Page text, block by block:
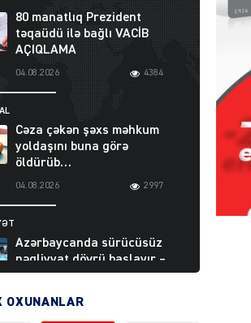
80 manatlıq Prezident
təqaüdü ilə bağlı VACİB
AÇIQLAMA
04.08.2026 4384
Cəza çəkən şəxs məhkum
yoldaşını buna görə
öldürüb…
04.08.2026 2997
Azərbaycanda sürücüsüz
nəqliyyat dövrü başlayır –
BELƏ işləyəcək
04.08.2026
OXUNANLAR